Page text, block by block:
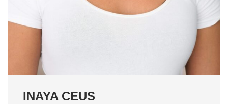
INAYA CEUS